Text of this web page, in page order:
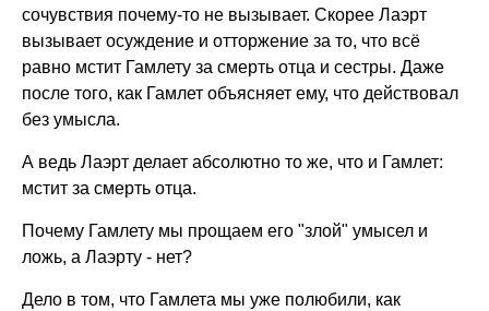
сочувствия почему-то не вызывает. Скорее Лаэрт
вызывает осуждение и отторжение за то, что всё
равно мстит Гамлету за смерть отца и сестры. Даже
после того, как Гамлет объясняет ему, что действовал
без умысла.
А ведь Лаэрт делает абсолютно то же, что и Гамлет:
мстит за смерть отца.
Почему Гамлету мы прощаем его "злой" умысел и
ложь, а Лаэрту - нет?
Дело в том, что Гамлета мы уже полюбили, как